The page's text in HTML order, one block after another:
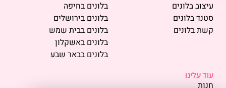
עיצוב בלונים
סטנד בלונים
קשת בלונים
בלונים בחיפה
בלונים בירושלים
בלונים בבית שמש
בלונים באשקלון
בלונים בבאר שבע
עוד עלינו